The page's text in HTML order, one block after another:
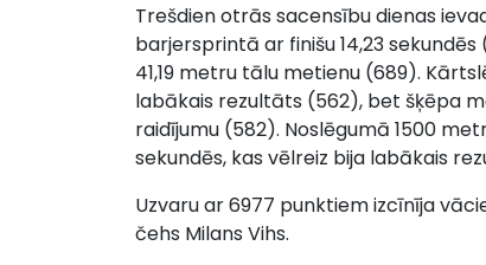
Trešdien otrās sacensību dienas
barjersprintā ar finišu 14,23
41,19 metru tālu metienu (689).
labākais rezultāts (562), bet šķēpa
raidījumu (582). Noslēgumā 1500
sekundēs, kas vēlreiz bija labākais
Uzvaru ar 6977 punktiem izcīnīja
čehs Milans Vihs.